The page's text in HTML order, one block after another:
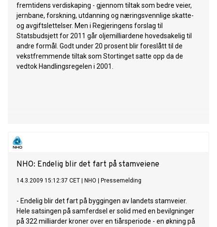
fremtidens verdiskaping - gjennom tiltak som bedre veier,
jernbane, forskning, utdanning og næringsvennlige skatte-
og avgiftslettelser. Men i Regjeringens forslag til
Statsbudsjett for 2011 går oljemilliardene hovedsakelig til
andre formål. Godt under 20 prosent blir foreslått til de
vekstfremmende tiltak som Stortinget satte opp da de
vedtok Handlingsregelen i 2001.
NHO: Endelig blir det fart på stamveiene
14.3.2009 15:12:37 CET NHO Pressemelding
- Endelig blir det fart på byggingen av landets stamveier.
Hele satsingen på samferdsel er solid med en bevilgninger
på 322 milliarder kroner over en tiårsperiode - en økning på